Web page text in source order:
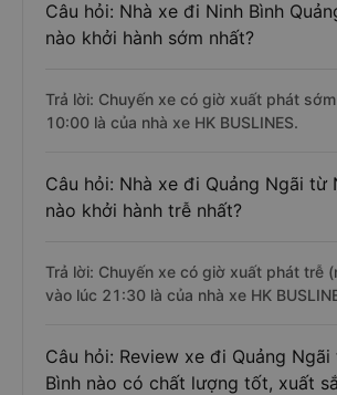
Câu hỏi: Nhà xe đi Ninh Bình
nào khởi hành sớm nhất?
Trả lời: Chuyến xe có giờ xuất phát
10:00 là của nhà xe HK BUSLINES.
Câu hỏi: Nhà xe đi Quảng Ngãi từ
nào khởi hành trễ nhất?
Trả lời: Chuyến xe có giờ xuất phát trễ
vào lúc 21:30 là của nhà xe HK
Câu hỏi: Review xe đi Quảng
Bình nào có chất lượng tốt, xuất